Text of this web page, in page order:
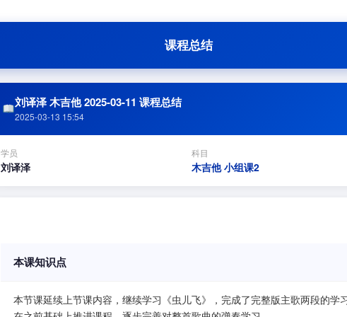
课程总结
刘译泽 木吉他 2025-03-11 课程总结
2025-03-13 15:54
学员
刘译泽
科目
木吉他 小组课2
本课知识点
本节课延续上节课内容，继续学习《虫儿飞》，完成了完整版主歌两段的学